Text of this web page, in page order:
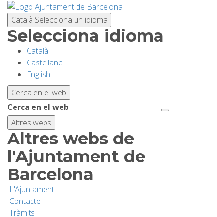
Català Selecciona un idioma
Selecciona idioma
Català
Castellano
English
Cerca en el web
Cerca en el web
Altres webs
Altres webs de
l'Ajuntament de
Barcelona
L'Ajuntament
Contacte
Tràmits
Vés
contingut
PLANIFICA LA VISITA
BIODIVERSITAT
ACTIVITATS
ESCOLES
RECERCA I CONSERVACIÓ
SOSTENIBILITAT